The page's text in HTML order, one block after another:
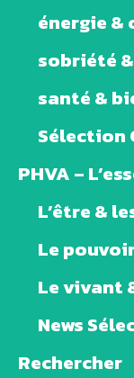
énergie &
sobriété
santé &
Sélection
PHVA –
L’être &
Le
Le vivant
News
Rechercher